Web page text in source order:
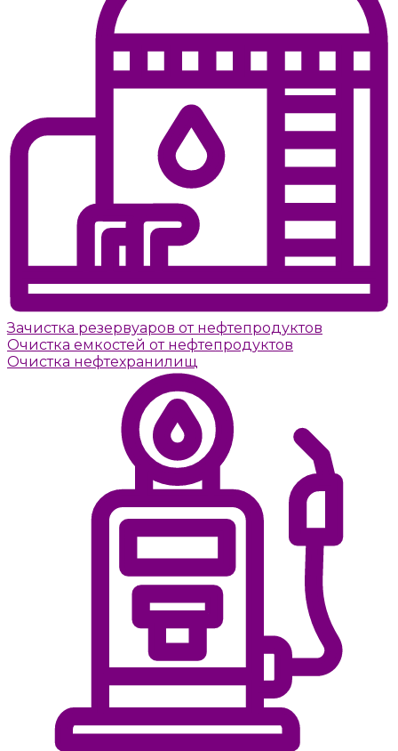
Зачистка резервуаров от нефтепродуктов
Очистка емкостей от нефтепродуктов
Очистка нефтехранилищ